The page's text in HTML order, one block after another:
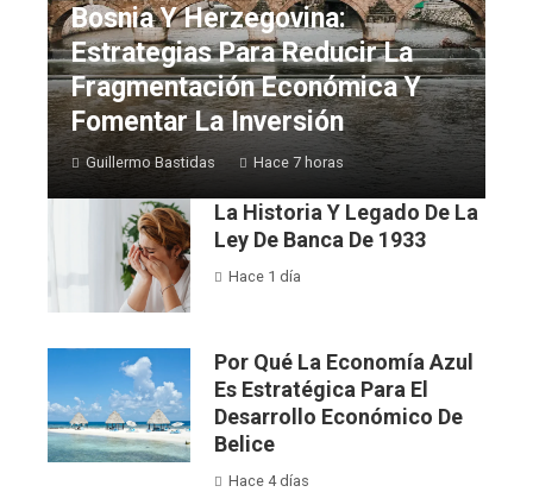
Bosnia Y Herzegovina:
Estrategias Para Reducir La
Fragmentación Económica Y
Fomentar La Inversión
Guillermo Bastidas Hace 7 horas
La Historia Y Legado De La
Ley De Banca De 1933
Hace 1 día
Por Qué La Economía Azul
Es Estratégica Para El
Desarrollo Económico De
Belice
Hace 4 días